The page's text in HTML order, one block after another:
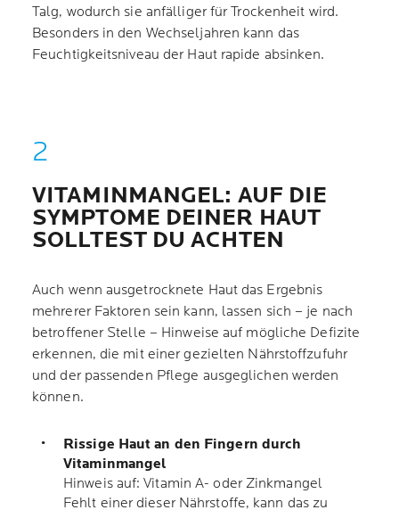
Talg, wodurch sie anfälliger für Trockenheit wird.
Besonders in den Wechseljahren kann das
Feuchtigkeitsniveau der Haut rapide absinken.
VITAMINMANGEL: AUF DIE
SYMPTOME DEINER HAUT
SOLLTEST DU ACHTEN
Auch wenn ausgetrocknete Haut das Ergebnis
mehrerer Faktoren sein kann, lassen sich – je nach
betroffener Stelle – Hinweise auf mögliche Defizite
erkennen, die mit einer gezielten Nährstoffzufuhr
und der passenden Pflege ausgeglichen werden
können.
Rissige Haut an den Fingern durch
Vitaminmangel
Hinweis auf: Vitamin A- oder Zinkmangel
Fehlt einer dieser Nährstoffe, kann das zu